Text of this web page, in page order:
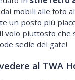
dai mobili alle foto
un posto più
volo piuttosto che
sedie del gate!
al TWA